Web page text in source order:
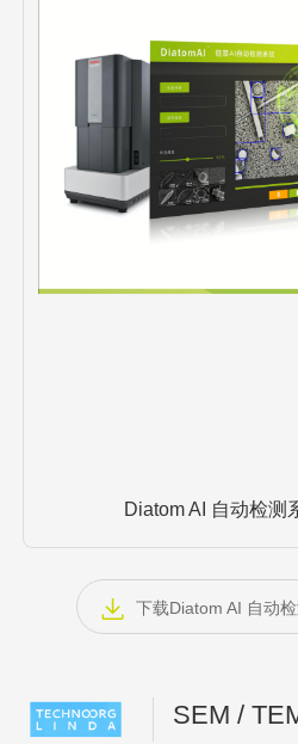
Diatom AI 自动检测
下载Diatom AI 自动
SEM /